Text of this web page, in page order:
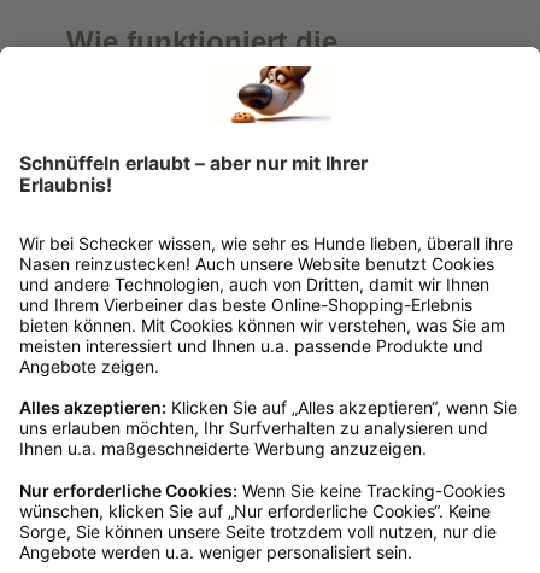
Wie funktioniert die
Rücksendung?
findest du online. Verpacke die Artikel
anschließend sicher und klebe das
dir in deinem Kundenkonto anfordern. Hast du als
Gast bestellt, schreibe uns eine Email an
verkauf@schecker.de oder rufe zu unseren
Servicezeiten an, dann lassen wir dir ein
Rücksendeetikett zukommen.
Kundenservice